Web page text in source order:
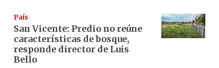
País
San Vicente: Predio no reúne
características de bosque,
responde director de Luis
Bello